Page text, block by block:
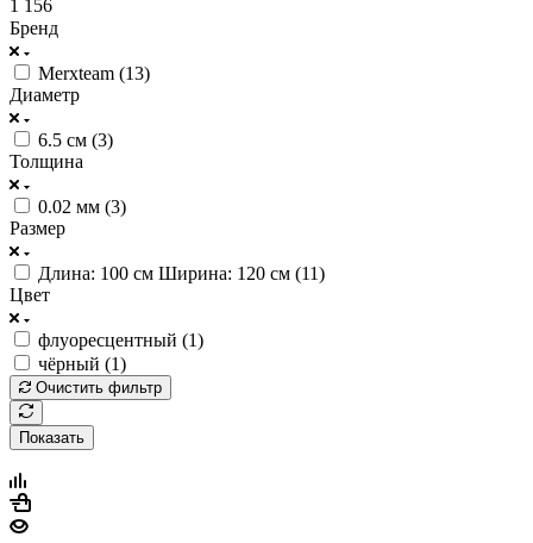
1 156
Бренд
Merxteam (13)
Диаметр
6.5 см (3)
Толщина
0.02 мм (3)
Размер
Длина: 100 см Ширина: 120 см (11)
Цвет
флуоресцентный (1)
чёрный (1)
Очистить фильтр
Показать